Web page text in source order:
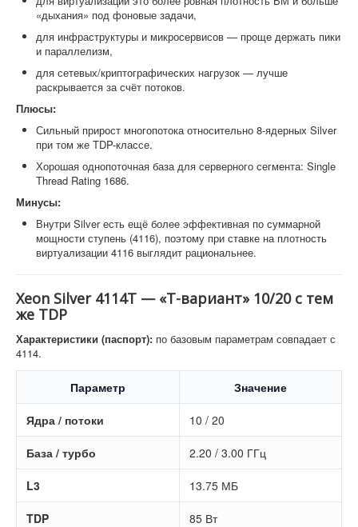
«дыхания» под фоновые задачи,
для инфраструктуры и микросервисов — проще держать пики
и параллелизм,
для сетевых/криптографических нагрузок — лучше
раскрывается за счёт потоков.
Плюсы:
Сильный прирост многопотока относительно 8-ядерных Silver
при том же TDP-классе.
Хорошая однопоточная база для серверного сегмента: Single
Thread Rating 1686.
Минусы:
Внутри Silver есть ещё более эффективная по суммарной
мощности ступень (4116), поэтому при ставке на плотность
виртуализации 4116 выглядит рациональнее.
Xeon Silver 4114T — «T-вариант» 10/20 с тем
же TDP
Характеристики (паспорт): по базовым параметрам совпадает с
4114.
Параметр Значение
Ядра / потоки 10 / 20
База / турбо 2.20 / 3.00 ГГц
L3 13.75 МБ
TDP 85 Вт